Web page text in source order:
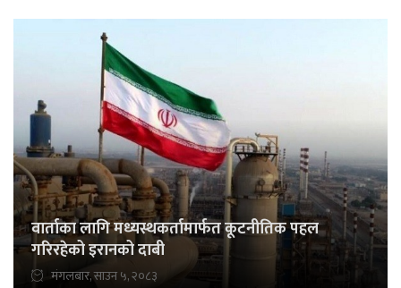
वार्ताका लागि मध्यस्थकर्तामार्फत कूटनीतिक पहल
गरिरहेको इरानको दाबी
मंगलबार, साउन ५, २०८३